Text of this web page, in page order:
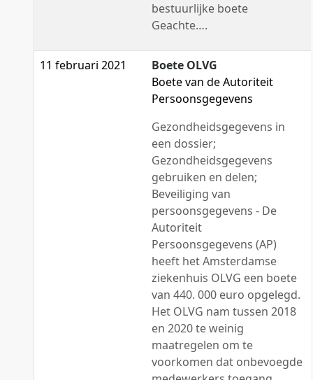
bestuurlijke boete
Geachte….
11 februari 2021
Boete OLVG
Boete van de Autoriteit
Persoonsgegevens
Gezondheidsgegevens in
een dossier;
Gezondheidsgegevens
gebruiken en delen;
Beveiliging van
persoonsgegevens - De
Autoriteit
Persoonsgegevens (AP)
heeft het Amsterdamse
ziekenhuis OLVG een boete
van 440. 000 euro opgelegd.
Het OLVG nam tussen 2018
en 2020 te weinig
maatregelen om te
voorkomen dat onbevoegde